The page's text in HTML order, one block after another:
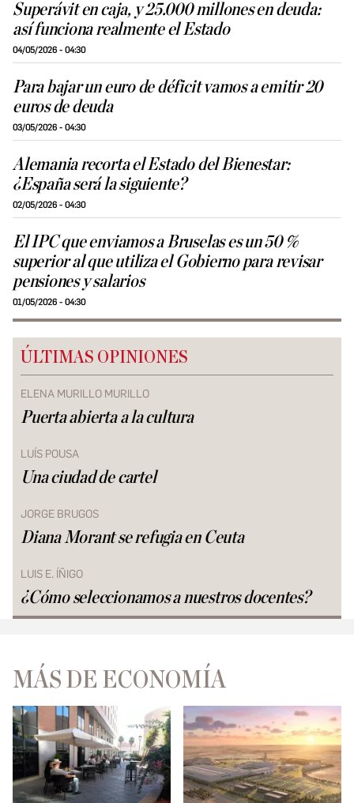
Superávit en caja, y 25.000 millones en deuda:
así funciona realmente el Estado
04/05/2026 - 04:30
Para bajar un euro de déficit vamos a emitir 20
euros de deuda
03/05/2026 - 04:30
Alemania recorta el Estado del Bienestar:
¿España será la siguiente?
02/05/2026 - 04:30
El IPC que enviamos a Bruselas es un 50 %
superior al que utiliza el Gobierno para revisar
pensiones y salarios
01/05/2026 - 04:30
ÚLTIMAS OPINIONES
ELENA MURILLO MURILLO
Puerta abierta a la cultura
LUÍS POUSA
Una ciudad de cartel
JORGE BRUGOS
Diana Morant se refugia en Ceuta
LUIS E. ÍÑIGO
¿Cómo seleccionamos a nuestros docentes?
MÁS DE ECONOMÍA